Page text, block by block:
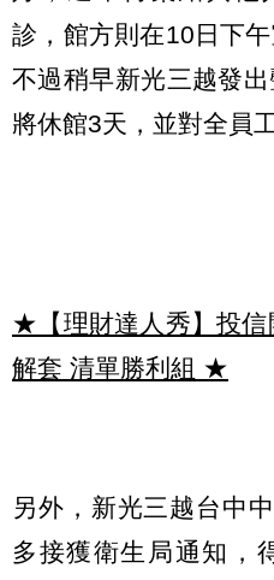
診，館方則在10日下
不過稍早新光三越發
將休館3天，並對全員
★【理財達人秀】投信
解套 清單勝利組 ★
另外，新光三越台中
多接獲衛生局通知，